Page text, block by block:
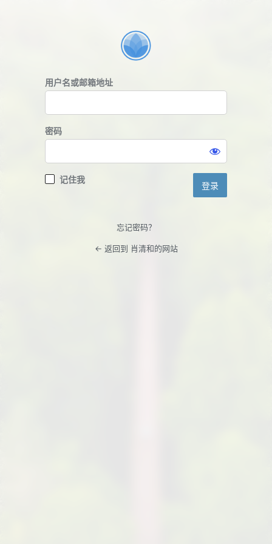
用户名或邮箱地址
密码
记住我
忘记密码？
← 返回到 肖清和的网站